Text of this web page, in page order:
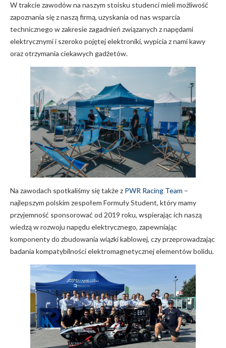
W trakcie zawodów na naszym stoisku studenci mieli możliwość
zapoznania się z naszą firmą, uzyskania od nas wsparcia
technicznego w zakresie zagadnień związanych z napędami
elektrycznymi i szeroko pojętej elektroniki, wypicia z nami kawy
oraz otrzymania ciekawych gadżetów.
Na zawodach spotkaliśmy się także z PWR Racing Team –
najlepszym polskim zespołem Formuły Student, który mamy
przyjemność sponsorować od 2019 roku, wspierając ich naszą
wiedzą w rozwoju napędu elektrycznego, zapewniając
komponenty do zbudowania wiązki kablowej, czy przeprowadzając
badania kompatybilności elektromagnetycznej elementów bolidu.